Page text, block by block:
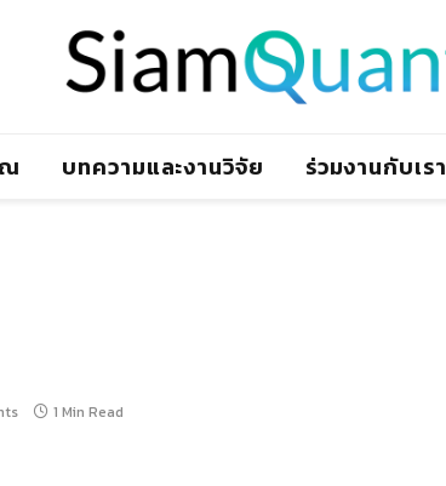
บทความและงานวิจัย ร่วมงานกับเรา
1 Min Read